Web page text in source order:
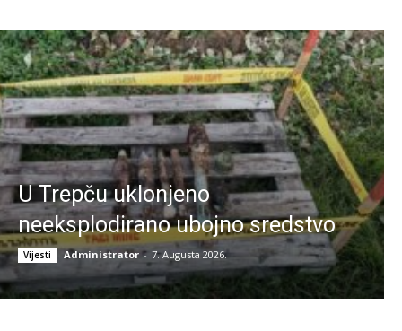
U Trepču uklonjeno
neeksplodirano ubojno sredstvo
Vijesti Administrator - 7. Augusta 2026.